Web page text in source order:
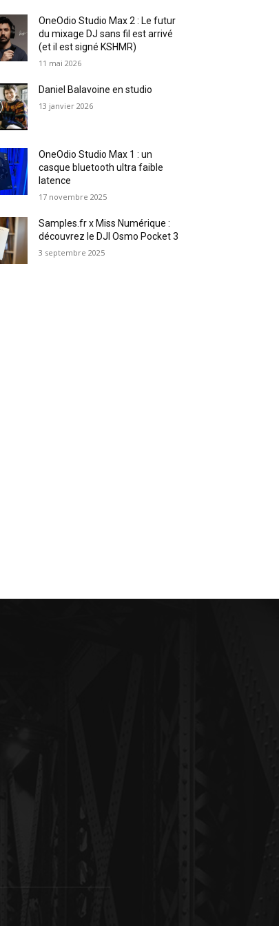
OneOdio Studio Max 2 : Le futur
du mixage DJ sans fil est arrivé
(et il est signé KSHMR)
11 mai 2026
Daniel Balavoine en studio
13 janvier 2026
OneOdio Studio Max 1 : un
casque bluetooth ultra faible
latence
17 novembre 2025
Samples.fr x Miss Numérique :
découvrez le DJI Osmo Pocket 3
3 septembre 2025